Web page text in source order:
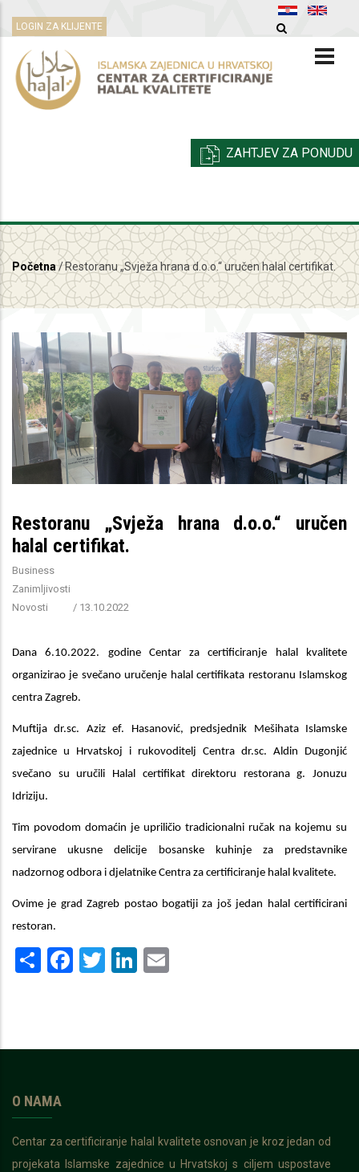
na
glavni
sadržaj
LOGIN ZA KLIJENTE
ZAHTJEV ZA PONUDU
Breadcrumb
Početna/Restoranu „Svježa hrana d.o.o.“ uručen halal certifikat.
Restoranu „Svježa hrana d.o.o.“ uručen
halal certifikat.
Business
Zanimljivosti
Novosti
/ 13.10.2022
Dana 6.10.2022. godine Centar za certificiranje halal kvalitete
organizirao je svečano uručenje halal certifikata restoranu Islamskog
centra Zagreb.
Muftija dr.sc. Aziz ef. Hasanović, predsjednik Mešihata Islamske
zajednice u Hrvatskoj i rukovoditelj Centra dr.sc. Aldin Dugonjić
svečano su uručili Halal certifikat direktoru restorana g. Jonuzu
Idriziju.
Tim povodom domaćin je upriličio tradicionalni ručak na kojemu su
servirane ukusne delicije bosanske kuhinje za predstavnike
nadzornog odbora i djelatnike Centra za certificiranje halal kvalitete.
Ovime je grad Zagreb postao bogatiji za još jedan halal certificirani
restoran.
ShareFacebook
TwitterLinkedIn
O NAMA
Centar za certificiranje halal kvalitete osnovan je kroz jedan od
projekata Islamske zajednice u Hrvatskoj s ciljem uspostave